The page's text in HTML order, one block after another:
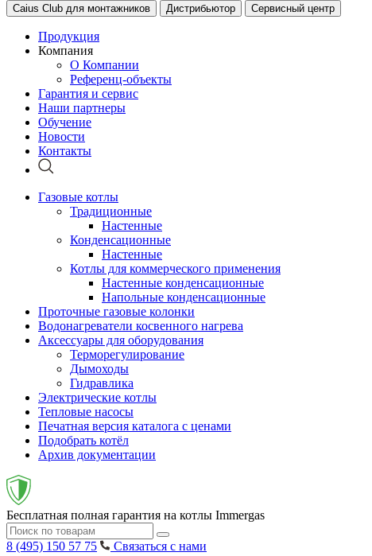
Caius Club для монтажников Дистрибьютор Сервисный центр
Продукция
Компания
О Компании
Референц-объекты
Гарантия и сервис
Наши партнеры
Обучение
Новости
Контакты
Газовые котлы
Традиционные
Настенные
Конденсационные
Настенные
Котлы для коммерческого применения
Настенные конденсационные
Напольные конденсационные
Проточные газовые колонки
Водонагреватели косвенного нагрева
Аксессуары для оборудования
Терморегулирование
Дымоходы
Гидравлика
Электрические котлы
Тепловые насосы
Печатная версия каталога с ценами
Подобрать котёл
Архив документации
Бесплатная полная гарантия на котлы Immergas
8 (495) 150 57 75
Связаться с нами